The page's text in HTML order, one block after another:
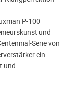
P-100
und
Serie von
ein
und